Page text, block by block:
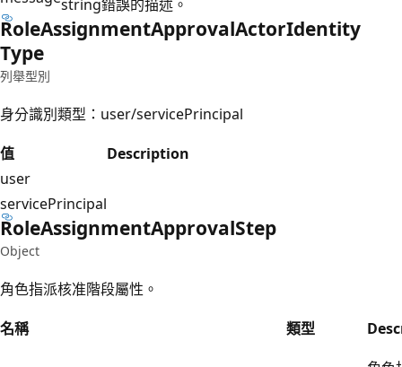
string錯誤的描述。
RoleAssignmentApprovalActorIdentity
Type
列舉型別
身分識別類型：user/servicePrincipal
值
Description
user
servicePrincipal
RoleAssignmentApprovalStep
Object
角色指派核准階段屬性。
名稱
類型